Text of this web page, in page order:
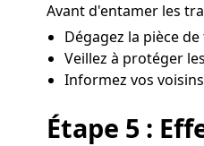
Avant d'entamer les
Dégagez la pièce
Veillez à protéger
Informez vos
Étape 5 :